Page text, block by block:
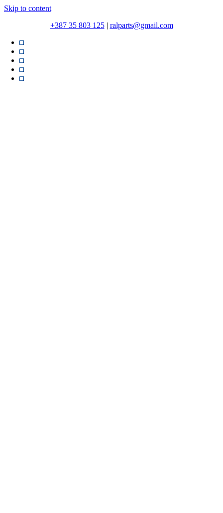
Skip to content
+387 35 803 125| ralparts@gmail.com